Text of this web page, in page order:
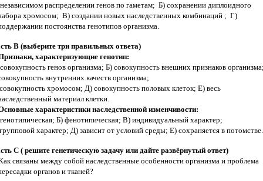
распределении генов по гаметам; Б) сохранении диплоидного
хромосом; В) создании новых наследственных комбинаций ; Г)
постоянства генотипов организма.
В (выберите три правильных ответа)
характеризующие генотип:
генов организма; Б) совокупность внешних признаков
внутренних качеств организма;
хромосом; Д) совокупность половых клеток; Е) весь
материал клетки.
характеристики наследственной изменчивости:
Б) фенотипическая; В) индивидуальный характер;
характер; Д) зависит от условий среды; Е) сохраняется в потомстве.
С ( решите генетическую задачу или дайте развёрнутый ответ)
связаны между собой наследственные особенности организма и проблема
органов и тканей?